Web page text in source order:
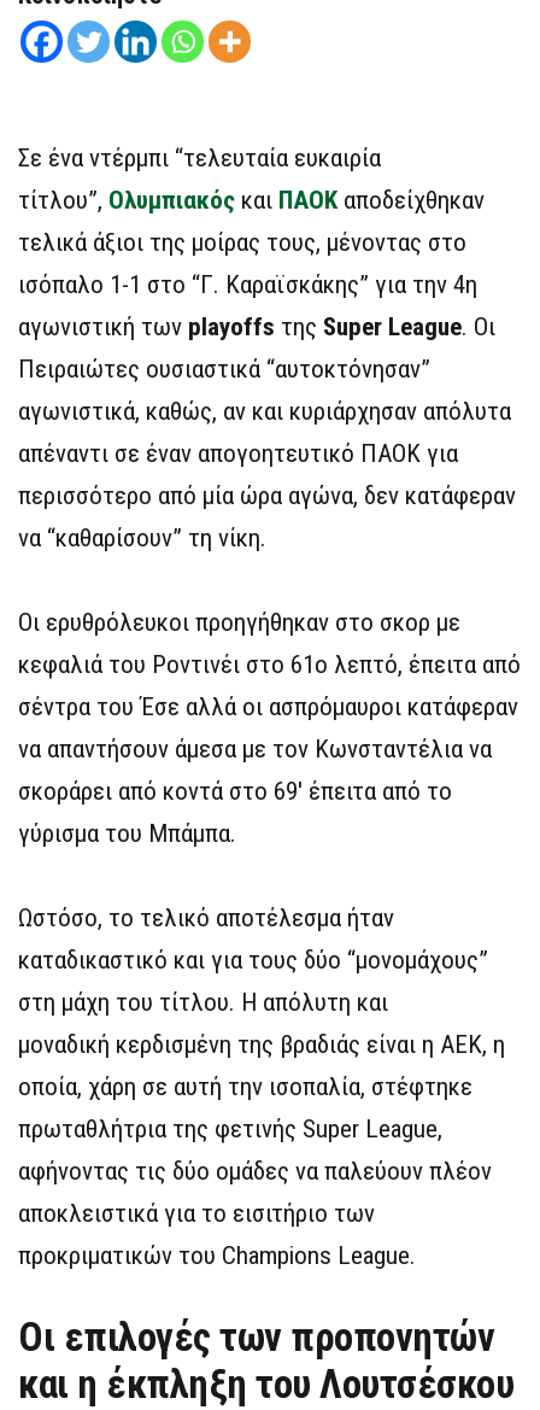
Σε ένα ντέρμπι “τελευταία ευκαιρία
τίτλου”, Ολυμπιακός και ΠΑΟΚ αποδείχθηκαν
τελικά άξιοι της μοίρας τους, μένοντας στο
ισόπαλο 1-1 στο “Γ. Καραϊσκάκης” για την 4η
αγωνιστική των playoffs της Super League. Οι
Πειραιώτες ουσιαστικά “αυτοκτόνησαν”
αγωνιστικά, καθώς, αν και κυριάρχησαν απόλυτα
απέναντι σε έναν απογοητευτικό ΠΑΟΚ για
περισσότερο από μία ώρα αγώνα, δεν κατάφεραν
να “καθαρίσουν” τη νίκη.
Οι ερυθρόλευκοι προηγήθηκαν στο σκορ με
κεφαλιά του Ροντινέι στο 61ο λεπτό, έπειτα από
σέντρα του Έσε αλλά οι ασπρόμαυροι κατάφεραν
να απαντήσουν άμεσα με τον Κωνσταντέλια να
σκοράρει από κοντά στο 69′ έπειτα από το
γύρισμα του Μπάμπα.
Ωστόσο, το τελικό αποτέλεσμα ήταν
καταδικαστικό και για τους δύο “μονομάχους”
στη μάχη του τίτλου. H απόλυτη και
μοναδική κερδισμένη της βραδιάς είναι η ΑΕΚ, η
οποία, χάρη σε αυτή την ισοπαλία, στέφτηκε
πρωταθλήτρια της φετινής Super League,
αφήνοντας τις δύο ομάδες να παλεύουν πλέον
αποκλειστικά για το εισιτήριο των
προκριματικών του Champions League.
Οι επιλογές των προπονητών
και η έκπληξη του Λουτσέσκου